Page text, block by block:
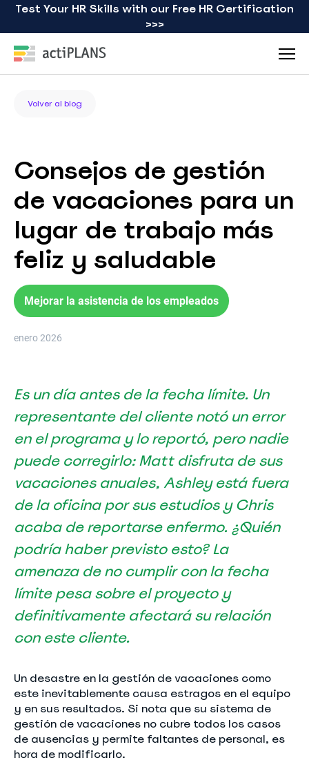
Test Your HR Skills with our Free HR Certification
>>>
Volver al blog
Consejos de gestión
de vacaciones para un
lugar de trabajo más
feliz y saludable
Mejorar la asistencia de los empleados
enero 2026
Es un día antes de la fecha límite. Un
representante del cliente notó un error
en el programa y lo reportó, pero nadie
puede corregirlo: Matt disfruta de sus
vacaciones anuales, Ashley está fuera
de la oficina por sus estudios y Chris
acaba de reportarse enfermo. ¿Quién
podría haber previsto esto? La
amenaza de no cumplir con la fecha
límite pesa sobre el proyecto y
definitivamente afectará su relación
con este cliente.
Un desastre en la gestión de vacaciones como
este inevitablemente causa estragos en el equipo
y en sus resultados. Si nota que su sistema de
gestión de vacaciones no cubre todos los casos
de ausencias y permite faltantes de personal, es
hora de modificarlo.